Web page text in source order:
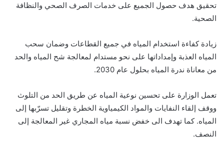
تحقيق هدف حصول الجميع على خدمات الصرف الصحي والنظافة
الصحية.
زيادة كفاءة استخدام المياه في جميع القطاعات وضمان سحب
المياه العذبة وإمداداتها على نحو مستدام لمعالجة شح المياه والحد
من معاناة ندرة المياه بحلول عام 2030.
تعمل الوزارة على تحسين نوعية المياه عن طريق الحد من التلوث
ووقف إلقاء النفايات والمواد الكيمياوية الخطرة وتقليل تسرّبها إلى
المياه. كما تهدف الى خفض نسبة مياه المجاري غير المعالجة إلى
النصف.